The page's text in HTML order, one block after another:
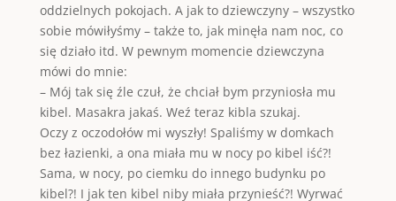
oddzielnych pokojach. A jak to dziewczyny – wszystko
sobie mówiłyśmy – także to, jak minęła nam noc, co
się działo itd. W pewnym momencie dziewczyna
mówi do mnie:
– Mój tak się źle czuł, że chciał bym przyniosła mu
kibel. Masakra jakaś. Weź teraz kibla szukaj.
Oczy z oczodołów mi wyszły! Spaliśmy w domkach
bez łazienki, a ona miała mu w nocy po kibel iść?!
Sama, w nocy, po ciemku do innego budynku po
kibel?! I jak ten kibel niby miała przynieść?! Wyrwać